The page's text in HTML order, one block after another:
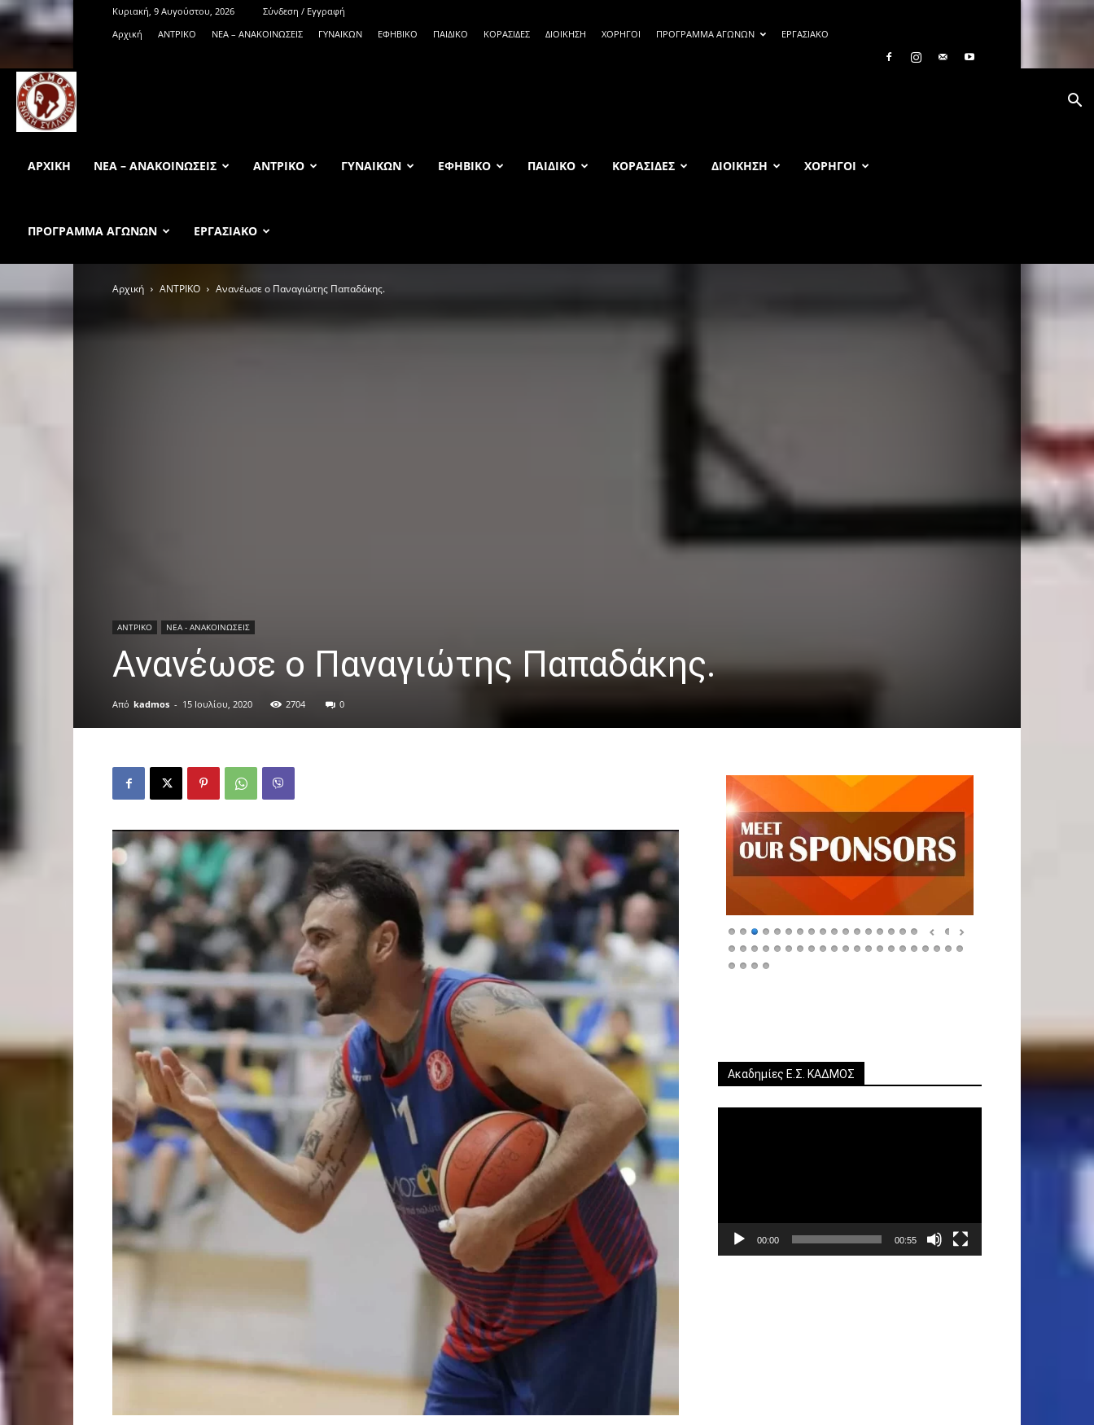
Κυριακή, 9 Αυγούστου, 2026
Σύνδεση / Εγγραφή
Αρχική
ΑΝTΡΙΚΟ ΝΕΑ – ΑΝΑΚΟΙΝΩΣΕΙΣ ΓΥΝΑΙΚΩΝ ΕΦΗΒΙΚΟ ΠΑΙΔΙΚΟ ΚΟΡΑΣΙΔΕΣ ΔΙΟΙΚΗΣΗ ΧΟΡΗΓΟΙ ΠΡΟΓΡΑΜΜΑ ΑΓΩΝΩΝ ΕΡΓΑΣΙΑΚΟ
ΑΡΧΙΚΉ ΝΕΑ – ΑΝΑΚΟΙΝΩΣΕΙΣ ΑΝTΡΙΚΟ ΓΥΝΑΙΚΩΝ ΕΦΗΒΙΚΟ ΠΑΙΔΙΚΟ ΚΟΡΑΣΙΔΕΣ ΔΙΟΙΚΗΣΗ ΧΟΡΗΓΟΙ
ΠΡΟΓΡΑΜΜΑ ΑΓΩΝΩΝ ΕΡΓΑΣΙΑΚΟ
Αρχική ΑΝTΡΙΚΟ Ανανέωσε ο Παναγιώτης Παπαδάκης.
ΑΝTΡΙΚΟ ΝΕΑ - ΑΝΑΚΟΙΝΩΣΕΙΣ
Ανανέωσε ο Παναγιώτης Παπαδάκης.
Από kadmos - 15 Ιουλίου, 2020 2704 0
Ακαδημίες Ε.Σ. ΚΑΔΜΟΣ
00:00 00:55